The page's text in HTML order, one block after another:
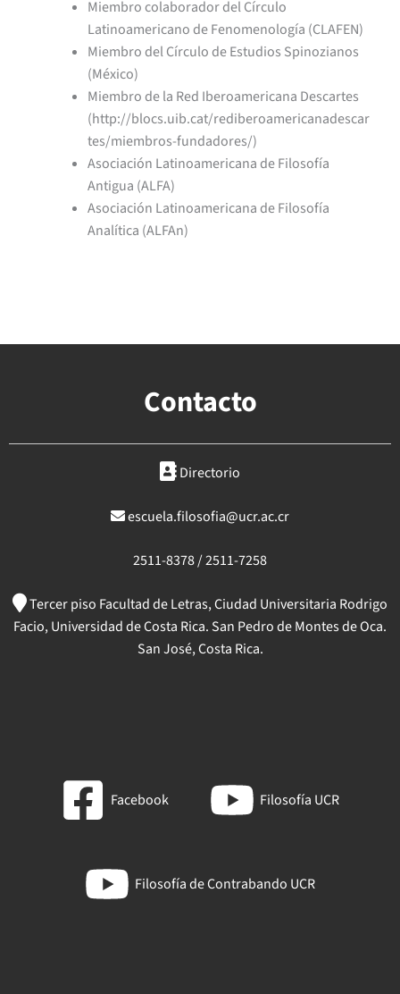
Miembro colaborador del Círculo
Latinoamericano de Fenomenología (CLAFEN)
Miembro del Círculo de Estudios Spinozianos
(México)
Miembro de la Red Iberoamericana Descartes
(http://blocs.uib.cat/rediberoamericanadescar
tes/miembros-fundadores/)
Asociación Latinoamericana de Filosofía
Antigua (ALFA)
Asociación Latinoamericana de Filosofía
Analítica (ALFAn)
Contacto
Directorio
escuela.filosofia@ucr.ac.cr
2511-8378 / 2511-7258
Tercer piso Facultad de Letras, Ciudad Universitaria Rodrigo
Facio, Universidad de Costa Rica. San Pedro de Montes de Oca.
San José, Costa Rica.
Facebook Filosofía UCR
Filosofía de Contrabando UCR